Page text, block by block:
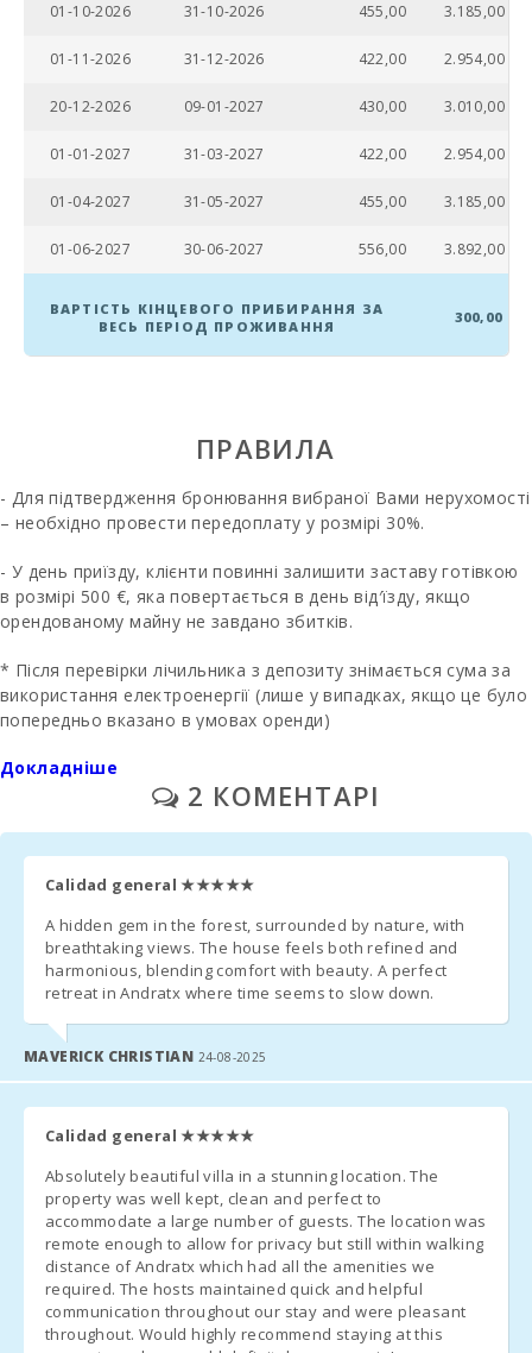
Власна ванна
спальні (Суит):
Дитяча
двома
односпальними
(90х200):
двоспальним
(150X200):
01-10-2026 31-10-2026 455,00 3.185,00
01-11-2026 31-12-2026 422,00 2.954,00
20-12-2026 09-01-2027 430,00 3.010,00
01-01-2027 31-03-2027 422,00 2.954,00
01-04-2027 31-05-2027 455,00 3.185,00
01-06-2027 30-06-2027 556,00 3.892,00
ВАРТІСТЬ КІНЦЕВОГО ПРИБИРАННЯ ЗА
ВЕСЬ ПЕРІОД ПРОЖИВАННЯ
300,00
ПРАВИЛА
- Для підтвердження бронювання вибраної Вами нерухомості
– необхідно провести передоплату у розмірі 30%.
- У день приїзду, клієнти повинні залишити заставу готівкою
в розмірі 500 €, яка повертається в день від′їзду, якщо
орендованому майну не завдано збитків.
* Після перевірки лічильника з депозиту знімається сума за
використання електроенергії (лише у випадках, якщо це було
попередньо вказано в умовах оренди)
- Ц1на за за світло оплачуеться окремо і становить - 20
- У зимовий сезон опалення коштує 3 євро на день.
- Фінальне прибирання оплачується окремо - 350 євро.
- комісія агенства 6,3%
- По бажанню клієнта безкоштовно надаються дитяче
* Друге ліжечко - 10 євро в день.
- У тих приміщеннях, де можна поставити додаткове ліжко
і за його наявності, вартість завжди становить – 38 євро в
ДОДАТКОВІ ПРИМІТКИ:
- За кілька днів до вашого прибуття, ви повинні зв′язатися з
агентством, повідомити час прибуття і організувати прийом
Докладніше
2 КОМЕНТАРІ
Calidad general★★★★★
A hidden gem in the forest, surrounded by nature, with
breathtaking views. The house feels both refined and
harmonious, blending comfort with beauty. A perfect
retreat in Andratx where time seems to slow down.
MAVERICK CHRISTIAN 24-08-2025
Calidad general★★★★★
Absolutely beautiful villa in a stunning location. The
property was well kept, clean and perfect to
accommodate a large number of guests. The location was
remote enough to allow for privacy but still within walking
distance of Andratx which had all the amenities we
required. The hosts maintained quick and helpful
communication throughout our stay and were pleasant
throughout. Would highly recommend staying at this